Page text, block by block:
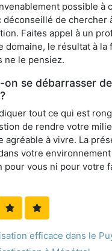
possible à
déconseillé de chercher
Faites appel à un
domaine, le résultat à la
ne le pensiez.
se débarrasser
tout ce qui est
de rendre votre
agréable à vivre. La
votre
pour vous ni pour votre
efficace dans le